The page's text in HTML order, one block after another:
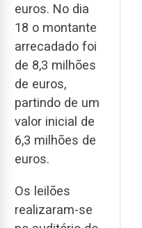
euros. No dia
18 o montante
arrecadado foi
de 8,3 milhões
de euros,
partindo de um
valor inicial de
6,3 milhões de
euros.
Os leilões
realizaram-se